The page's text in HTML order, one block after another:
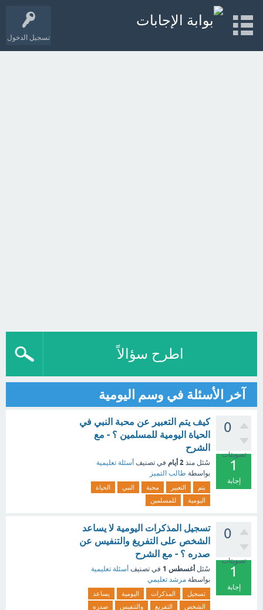
تسجيل الدخول
اطرح سؤالاً
آخر الأسئلة في وسم اليومية
0
تصويتات
1
إجابة
كيف يتم التعبير عن محبة النبي في
الحياة اليومية للمسلمين ؟ - مع
الشرح
سُئل منذ 2 أيام في تصنيف أسئلة تعليمية
بواسطة طالب التميز
يتم التعبير محبة النبي
الحياة
اليومية
للمسلمين
0
تصويتات
1
إجابة
تسجيل المذكرات اليومية لا يساعد
الشخص على التفريغ والتنفيس عن
صدره ؟ - مع الشرح
سُئل أغسطس 1 في تصنيف أسئلة تعليمية
بواسطة مرشد تعليمي
تسجيل المذكرات اليومية
يساعد
الشخص
التفريغ والتنفيس صدره